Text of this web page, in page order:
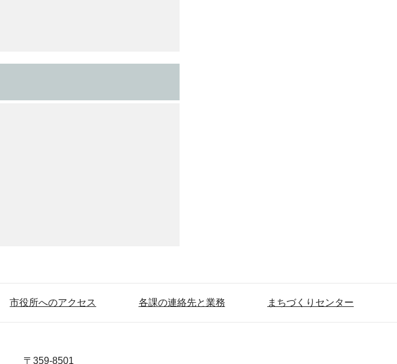
市役所へのアクセス 各課の連絡先と業務 まちづくりセンター
〒359-8501